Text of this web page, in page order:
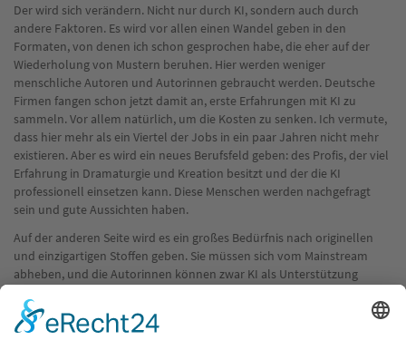
Der wird sich verändern. Nicht nur durch KI, sondern auch durch
andere Faktoren. Es wird vor allen einen Wandel geben in den
Formaten, von denen ich schon gesprochen habe, die eher auf der
Wiederholung von Mustern beruhen. Hier werden weniger
menschliche Autoren und Autorinnen gebraucht werden. Deutsche
Firmen fangen schon jetzt damit an, erste Erfahrungen mit KI zu
sammeln. Vor allem natürlich, um die Kosten zu senken. Ich vermute,
dass hier mehr als ein Viertel der Jobs in ein paar Jahren nicht mehr
existieren. Aber es wird ein neues Berufsfeld geben: des Profis, der viel
Erfahrung in Dramaturgie und Kreation besitzt und der die KI
professionell einsetzen kann. Diese Menschen werden nachgefragt
sein und gute Aussichten haben.
Auf der anderen Seite wird es ein großes Bedürfnis nach originellen
und einzigartigen Stoffen geben. Sie müssen sich vom Mainstream
abheben, und die Autorinnen können zwar KI als Unterstützung
dann Stoffe mit ungewöhnlichen Zugängen, seltenen Genres und
radikalen Erzählungen.